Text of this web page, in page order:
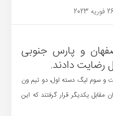
و پارس جنوبی
دادند.
و سوم لیگ دسته اول، دو تیم ون‌
مقابل یکدیگر قرار گرفتند که این